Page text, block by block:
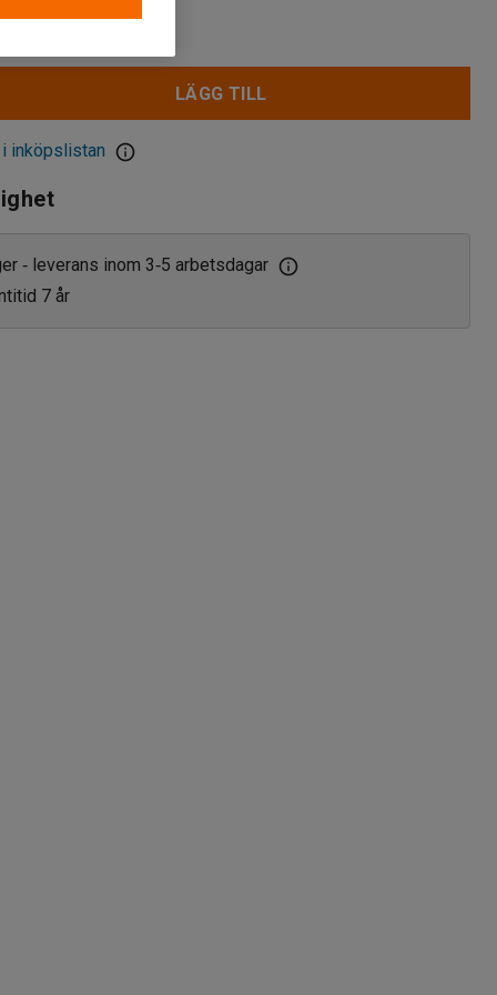
LÄGG TILL
inköpslistan
‑ leverans inom 3‑5 arbetsdagar
7 år